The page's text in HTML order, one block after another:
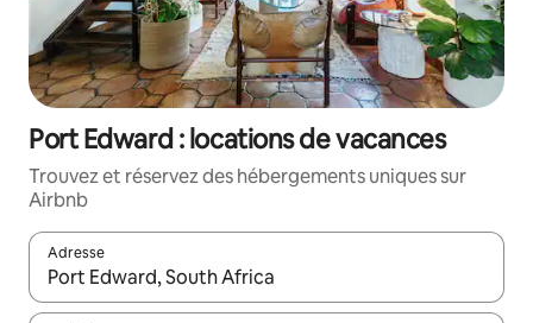
Port Edward : locations de vacances
Trouvez et réservez des hébergements uniques sur
Airbnb
Adresse
Lorsque les résultats s'affichent, utilisez les flèches vers le